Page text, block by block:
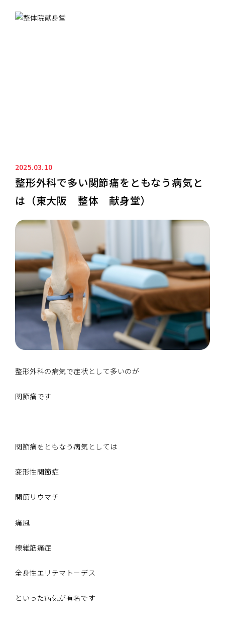
2025.03.10
整形外科で多い関節痛をともなう病気と
は（東大阪 整体 献身堂）
整形外科の病気で症状として多いのが
関節痛です
関節痛をともなう病気としては
変形性関節症
関節リウマチ
痛風
線維筋痛症
全身性エリテマトーデス
といった病気が有名です